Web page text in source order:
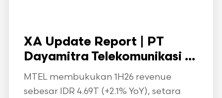
XA Update Report | PT
Dayamitra Telekomunikasi ...
MTEL membukukan 1H26 revenue
sebesar IDR 4.69T (+2.1% YoY), setara